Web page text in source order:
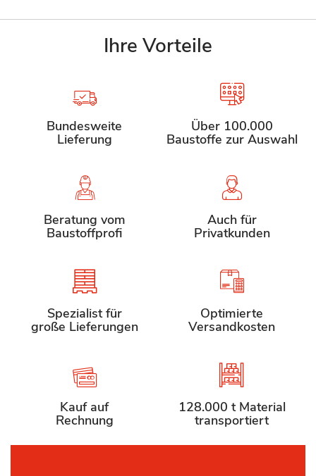
Ihre Vorteile
Bundesweite
Lieferung
Über 100.000
Baustoffe zur Auswahl
Beratung vom
Baustoffprofi
Auch für
Privatkunden
Spezialist für
große Lieferungen
Optimierte
Versandkosten
Kauf auf
Rechnung
128.000 t Material
transportiert